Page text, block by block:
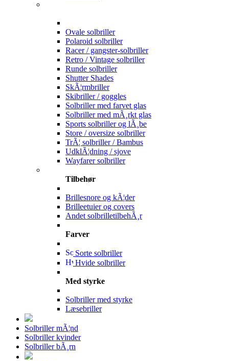
Ovale solbriller
Polaroid solbriller
Racer / gangster-solbriller
Retro / Vintage solbriller
Runde solbriller
Shutter Shades
SkÃ¦rmbriller
Skibriller / goggles
Solbriller med farvet glas
Solbriller med mÃ¸rkt glas
Sports solbriller og lÃ¸be
Store / oversize solbriller
TrÃ¦ solbriller / Bambus
UdklÃ¦dning / sjove
Wayfarer solbriller
Tilbehør
Brillesnore og kÃ¦der
Brilleetuier og covers
Andet solbrilletilbehÃ¸r
Farver
Sorte solbriller
Hvide solbriller
Med styrke
Solbriller med styrke
Læsebriller
Solbriller mÃ¦nd
Solbriller kvinder
Solbriller bÃ¸rn